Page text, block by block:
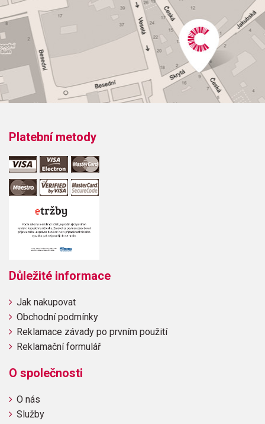
Platební metody
Důležité informace
Jak nakupovat
Obchodní podmínky
Reklamace závady po prvním použití
Reklamační formulář
O společnosti
O nás
Služby